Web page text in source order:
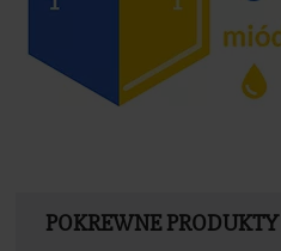
POKREWNE PRODUKTY